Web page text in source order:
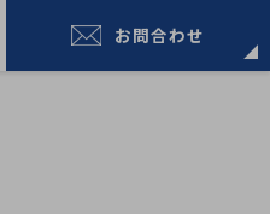
お問合わせ